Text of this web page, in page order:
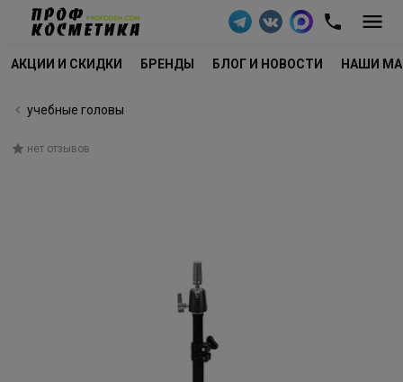
АКЦИИ И СКИДКИ БРЕНДЫ БЛОГ И НОВОСТИ НАШИ
учебные головы
нет отзывов